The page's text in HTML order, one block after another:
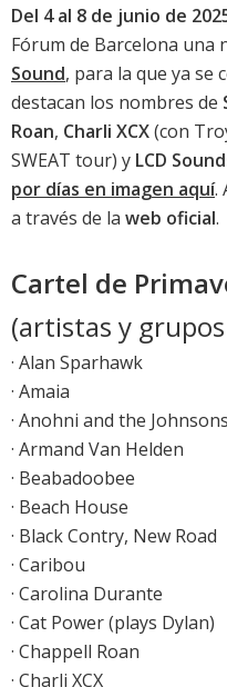
Del 4 al 8 de junio de
Fórum de Barcelona una
Sound, para la que ya se
destacan los nombres de
Roan, Charli XCX(con
SWEAT tour) y LCD
por días en imagen aquí.
a través de la web oficial.
Cartel de
(artistas y
· Alan Sparhawk
· Amaia
· Anohni and the Johnsons
· Armand Van Helden
· Beabadoobee
· Beach House
· Black Contry, New Road
· Caribou
· Carolina Durante
· Cat Power (plays Dylan)
· Chappell Roan
· Charli XCX